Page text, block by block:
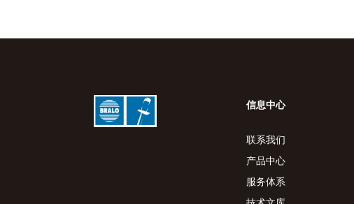
信息中心
联系我们
产品中心
服务体系